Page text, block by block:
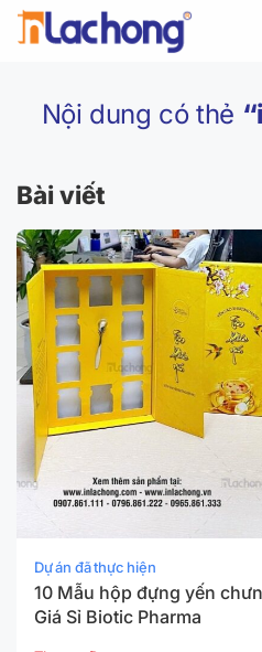
Chuyển
đến
Nội dung có thẻ
Bài viết
Dự án đã thực hiện
10 Mẫu hộp đựng yến
Giá Sỉ Biotic Pharma